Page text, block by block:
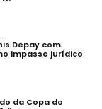
Depay com
impasse jurídico
da Copa do